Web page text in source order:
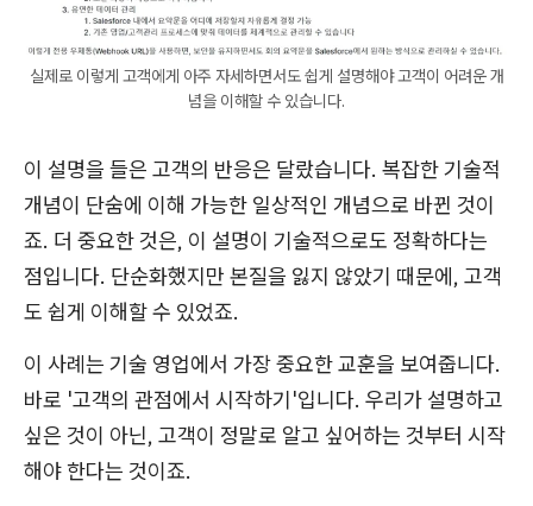
실제로 이렇게 고객에게 아주 자세하면서도 쉽게 설명해야 고객이 어려운 개
념을 이해할 수 있습니다.
이 설명을 들은 고객의 반응은 달랐습니다. 복잡한 기술적
개념이 단숨에 이해 가능한 일상적인 개념으로 바뀐 것이
죠. 더 중요한 것은, 이 설명이 기술적으로도 정확하다는
점입니다. 단순화했지만 본질을 잃지 않았기 때문에, 고객
도 쉽게 이해할 수 있었죠.
이 사례는 기술 영업에서 가장 중요한 교훈을 보여줍니다.
바로 '고객의 관점에서 시작하기'입니다. 우리가 설명하고
싶은 것이 아닌, 고객이 정말로 알고 싶어하는 것부터 시작
해야 한다는 것이죠.